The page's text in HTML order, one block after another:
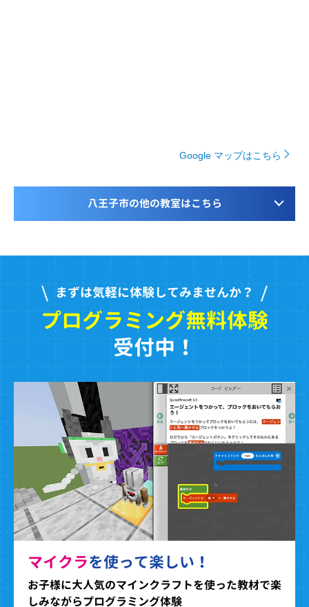
Google マップはこちら
八王子市の他の教室はこちら
まずは気軽に体験してみませんか？
プログラミング無料体験
受付中！
マイクラを使って楽しい！
お子様に大人気のマインクラフトを使った教材で楽
しみながらプログラミング体験